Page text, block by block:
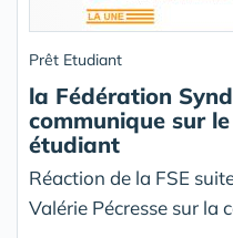
Prêt Etudiant
la Fédération
communique sur
étudiant
Réaction de la FSE
Valérie Pécresse sur la